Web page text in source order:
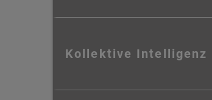
Kollektive Intelligenz